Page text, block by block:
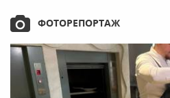
ФОТОРЕПОРТАЖ